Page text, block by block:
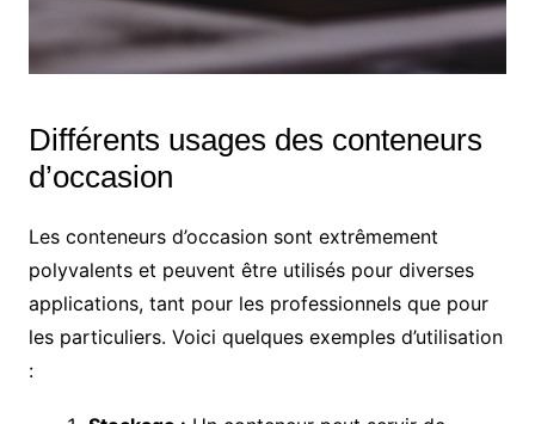
Différents usages des conteneurs
d’occasion
Les conteneurs d’occasion sont extrêmement
polyvalents et peuvent être utilisés pour diverses
applications, tant pour les professionnels que pour
les particuliers. Voici quelques exemples d’utilisation
: